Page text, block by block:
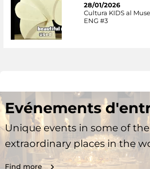
28/01/2026
Cultura KIDS al
ENG #3
Evénements
Unique events in some of
extraordinary places in the
Find more